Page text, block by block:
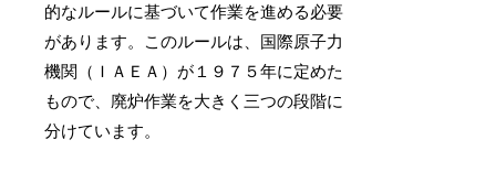
的なルールに基づいて作業を進める必要
があります。このルールは、国際原子力
機関（ＩＡＥＡ）が１９７５年に定めた
もので、廃炉作業を大きく三つの段階に
分けています。